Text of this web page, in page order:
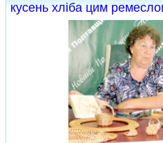
кусень хліба цим